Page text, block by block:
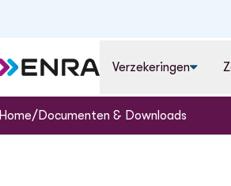
Verzekeringen
Home/Documenten & Downloads